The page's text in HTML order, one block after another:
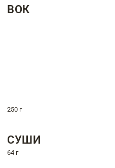
ВОК
250 г
СУШИ
64 г